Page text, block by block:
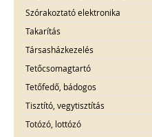
Szórakoztató elektronika
Takarítás
Társasházkezelés
Tetőcsomagtartó
Tetőfedő, bádogos
Tisztító, vegytisztítás
Totózó, lottózó